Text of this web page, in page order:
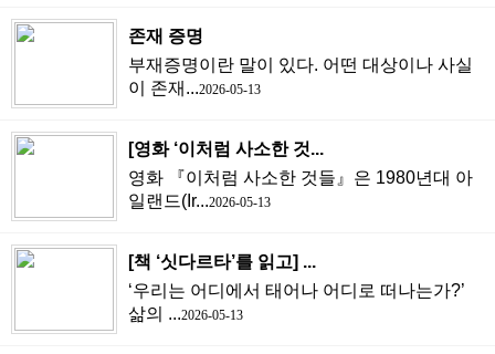
존재 증명
부재증명이란 말이 있다. 어떤 대상이나 사실
이 존재...2026-05-13
[영화 ‘이처럼 사소한 것...
영화 『이처럼 사소한 것들』은 1980년대 아
일랜드(Ir...2026-05-13
[책 ‘싯다르타’를 읽고] ...
‘우리는 어디에서 태어나 어디로 떠나는가?’
삶의 ...2026-05-13